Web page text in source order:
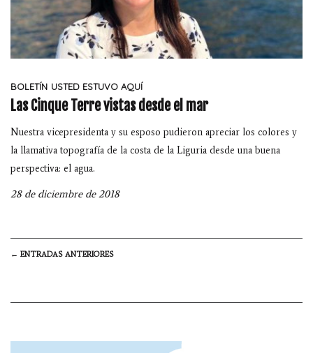
BOLETÍN USTED ESTUVO AQUÍ
Las Cinque Terre vistas desde el mar
Nuestra vicepresidenta y su esposo pudieron apreciar los colores y
la llamativa topografía de la costa de la Liguria desde una buena
perspectiva: el agua.
28 de diciembre de 2018
NAVEGACIÓN
← ENTRADAS ANTERIORES